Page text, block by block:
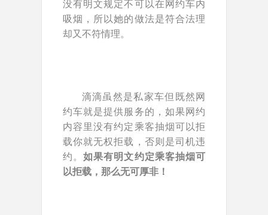
没有明文规定不可以在网约车内
吸烟，所以她的做法是符合法理
却又不符情理。
滴滴虽然是私家车但既然网
约车就是提供服务的，如果网约
内容里没有约定乘客抽烟可以拒
载你就无权拒载，否则是司机违
约。 如果有明文约定乘客抽烟可
以拒载，那么无可厚非！